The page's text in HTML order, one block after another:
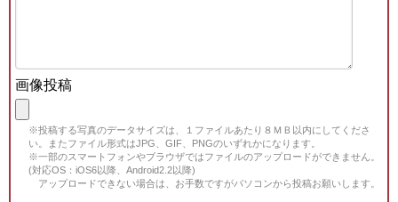
画像投稿
※投稿する写真のデータサイズは、１ファイルあたり８ＭＢ以内にしてくださ
い。またファイル形式はJPG、GIF、PNGのいずれかになります。
※一部のスマートフォンやブラウザではファイルのアップロードができません。
(対応OS：iOS6以降、Android2.2以降)
アップロードできない場合は、お手数ですがパソコンから投稿お願いします。